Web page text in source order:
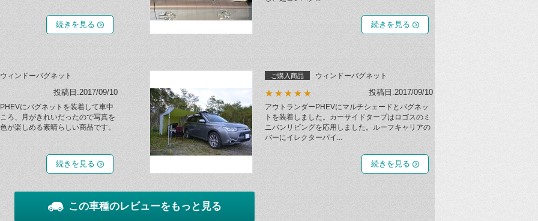
続きを見る 続きを見る
ウィンドーバグネット
投稿日:2017/09/10
にバグネットを装着して車中
ろ、月がきれいだったので写真を
が楽しめる素晴らしい商品です。
続きを見る
ご購入商品 ウィンドーバグネット
★★★★★ 投稿日:2017/09/10
アウトランダーPHEVにマルチシェードとバグネッ
トを装着しました。カーサイドタープはロゴスのミ
ニバンリビングを応用しました。ルーフキャリアの
バーにイレクターパイ...
続きを見る
この車種のレビューをもっと見る